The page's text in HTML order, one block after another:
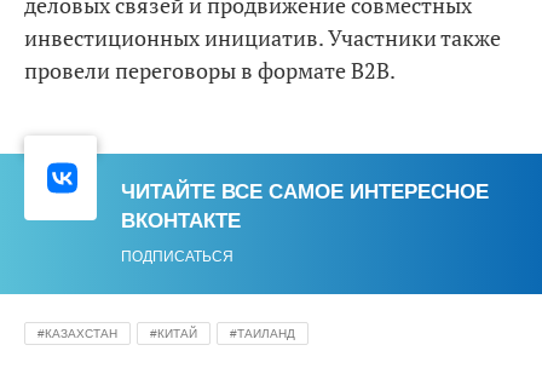
инвестиционных инициатив. Участники также
провели переговоры в формате B2B.
ЧИТАЙТЕ ВСЕ САМОЕ ИНТЕРЕСНОЕ
ВКОНТАКТЕ
ПОДПИСАТЬСЯ
КАЗАХСТАН КИТАЙ ТАИЛАНД